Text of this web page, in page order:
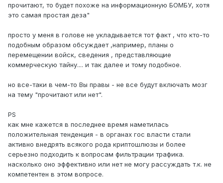
прочитают, то будет похоже на информационную БОМБУ, хотя
это самая простая деза"
просто у меня в голове не укладывается тот факт , что кто-то
подобным образом обсуждает ,например, планы о
перемещении войск, сведения , представляющие
коммерческую тайну.... и так далее и тому подобное.
но все-таки в чем-то Вы правы - не все будут включать мозг
на тему "прочитают или нет".
PS
как мне кажется в последнее время наметилась
положительная тенденция - в органах гос власти стали
активно внедрять всякого рода криптошлюзы и более
серьезно подходить к вопросам фильтрации трафика.
насколько оно эффективно или нет не могу рассуждать т.к. не
компетентен в этом вопросе.